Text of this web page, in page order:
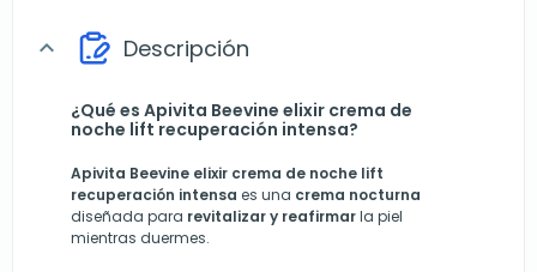
expand_more Descripción
¿Qué es Apivita Beevine elixir crema de
noche lift recuperación intensa?
Apivita Beevine elixir crema de noche lift
recuperación intensa es una crema nocturna
diseñada para revitalizar y reafirmarla piel
mientras duermes.